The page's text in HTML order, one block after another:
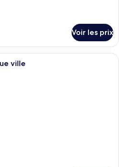
Voir les prix
Une chambre d’hôtel moderne
ville